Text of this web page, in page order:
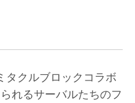
タクルブロックコラボ
れるサーバルたちのフ